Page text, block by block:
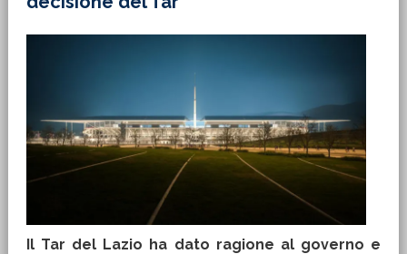
Il Tar del Lazio ha dato ragione al governo e